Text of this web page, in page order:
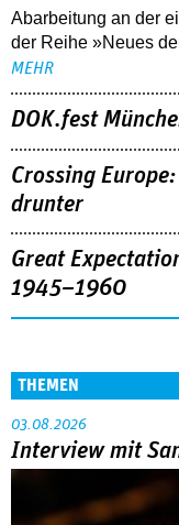
Abarbeitung an der
der Reihe »Neues
MEHR
DOK.fest
Crossing
drunter
Great
1945–1960
THEMEN
03.08.2026
Interview mit